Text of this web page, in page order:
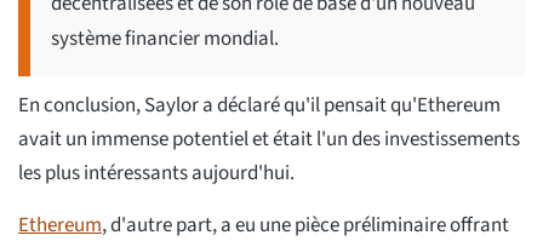
système financier mondial.
En conclusion, Saylor a déclaré qu'il pensait qu'Ethereum
avait un immense potentiel et était l'un des investissements
les plus intéressants aujourd'hui.
Ethereum, d'autre part, a eu une pièce préliminaire offrant